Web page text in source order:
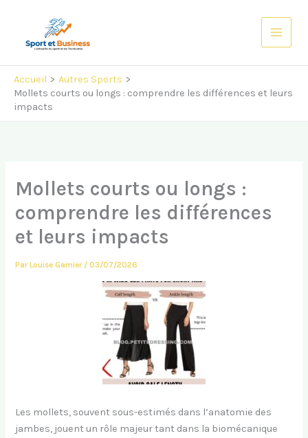
contenu
Accueil
Autres Sports
Mollets courts ou longs : comprendre les différences et leurs
impacts
Mollets courts ou longs :
comprendre les différences
et leurs impacts
ParLouise Garnier /03/07/2026
Les mollets, souvent sous-estimés dans l’anatomie des
jambes, jouent un rôle majeur tant dans la biomécanique